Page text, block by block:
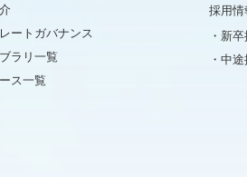
ートガバナンス
ラリ一覧
ス一覧
採用情
新卒
中途